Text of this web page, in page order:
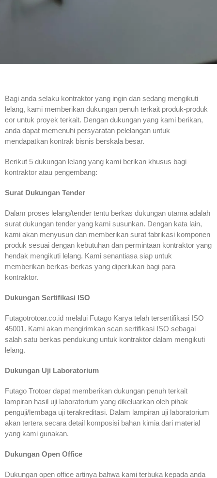
Bagi anda selaku kontraktor yang ingin dan sedang mengikuti
lelang, kami memberikan dukungan penuh terkait produk-produk
cor untuk proyek terkait. Dengan dukungan yang kami berikan,
anda dapat memenuhi persyaratan pelelangan untuk
mendapatkan kontrak bisnis berskala besar.
Berikut 5 dukungan lelang yang kami berikan khusus bagi
kontraktor atau pengembang:
Surat Dukungan Tender
Dalam proses lelang/tender tentu berkas dukungan utama adalah
surat dukungan tender yang kami susunkan. Dengan kata lain,
kami akan menyusun dan memberikan surat fabrikasi komponen
produk sesuai dengan kebutuhan dan permintaan kontraktor yang
hendak mengikuti lelang. Kami senantiasa siap untuk
memberikan berkas-berkas yang diperlukan bagi para
kontraktor.
Dukungan Sertifikasi ISO
Futagotrotoar.co.id melalui Futago Karya telah tersertifikasi ISO
45001. Kami akan mengirimkan scan sertifikasi ISO sebagai
salah satu berkas pendukung untuk kontraktor dalam mengikuti
lelang.
Dukungan Uji Laboratorium
Futago Trotoar dapat memberikan dukungan penuh terkait
lampiran hasil uji laboratorium yang dikeluarkan oleh pihak
penguji/lembaga uji terakreditasi. Dalam lampiran uji laboratorium
akan tertera secara detail komposisi bahan kimia dari material
yang kami gunakan.
Dukungan Open Office
Dukungan open office artinya bahwa kami terbuka kepada anda